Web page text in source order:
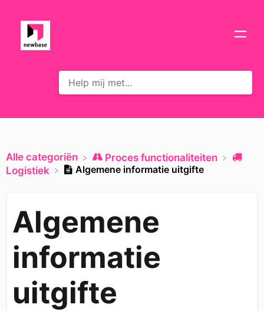
Alle categoriën
​Proces functionaliteiten
​Logistiek
Algemene informatie uitgifte
Algemene
informatie
uitgifte